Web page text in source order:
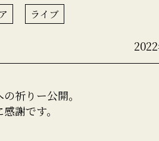
ライブ
祈りー公開。
謝です。